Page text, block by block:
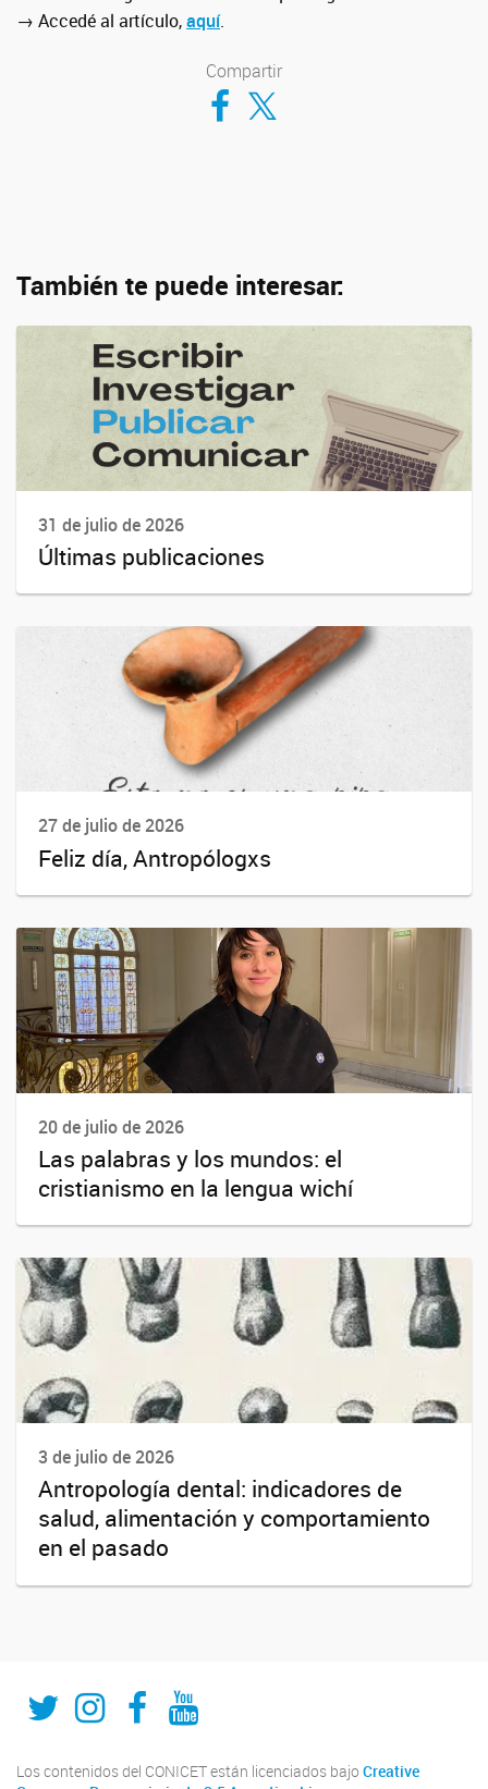
→ Accedé al artículo,aquí.
Compartir
Compartir en Facebook
Compartir en Twitter
También te puede interesar:
31 de julio de 2026
Últimas publicaciones
27 de julio de 2026
Feliz día, Antropólogxs
20 de julio de 2026
Las palabras y los mundos: el
cristianismo en la lengua wichí
3 de julio de 2026
Antropología dental: indicadores de
salud, alimentación y comportamiento
en el pasado
Twitter
Instagram
Fecebook
Youtube
Los contenidos del CONICET están licenciados bajo Creative